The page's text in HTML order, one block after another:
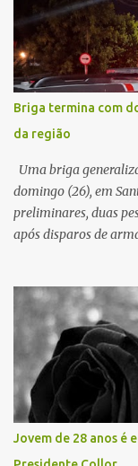
ser realizados. Dias
PDF simulando
Na sequência,
link, orientando a
concluir a suposta
procedimento, a
horas. Sem conseguir
novamente contato
resposta. Na
Briga termina com
da região
Uma briga
domingo (26), em
preliminares, duas
após disparos de
começado dentro do
externa, quando
diversos disparos.
três pessoas foram
foram divulgadas
feridos. Equipes da
ocorrência e
Jovem de 28 anos é